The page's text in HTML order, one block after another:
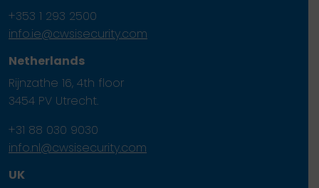
+353 1 293 2500
info.ie@cwsisecurity.com
Netherlands
Rijnzathe 16, 4th floor
3454 PV Utrecht.
+31 88 030 9030
info.nl@cwsisecurity.com
UK